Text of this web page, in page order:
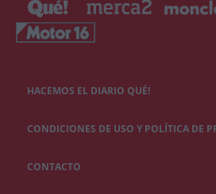
HACEMOS EL DIARIO QUÉ!
CONDICIONES DE USO Y POLÍTICA DE
CONTACTO